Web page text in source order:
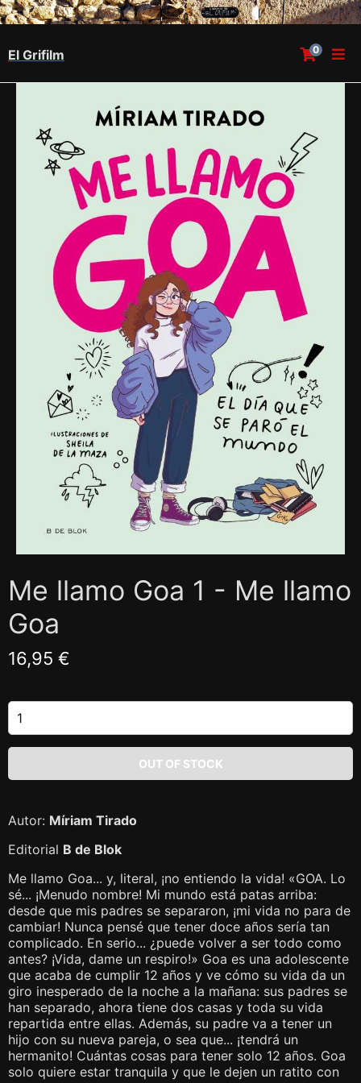
El Grifilm 0
Me llamo Goa 1 - Me llamo
Goa
16,95 €
Autor: Míriam Tirado
Editorial B de Blok
Me llamo Goa... y, literal, ¡no entiendo la vida! «GOA. Lo
sé... ¡Menudo nombre! Mi mundo está patas arriba:
desde que mis padres se separaron, ¡mi vida no para de
cambiar! Nunca pensé que tener doce años sería tan
complicado. En serio... ¿puede volver a ser todo como
antes? ¡Vida, dame un respiro!» Goa es una adolescente
que acaba de cumplir 12 años y ve cómo su vida da un
giro inesperado de la noche a la mañana: sus padres se
han separado, ahora tiene dos casas y toda su vida
repartida entre ellas. Además, su padre va a tener un
hijo con su nueva pareja, o sea que... ¡tendrá un
hermanito! Cuántas cosas para tener solo 12 años. Goa
solo quiere estar tranquila y que le dejen un ratito con